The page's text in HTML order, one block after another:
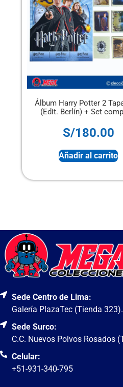
2 Tapa Dura
+ Set completo
Álbum
(Edit.
Sede Centro de Lima:
Galería PlazaTec (Tienda 323).
Sede Surco:
C.C. Nuevos Polvos Rosados
Celular:
+51-931-340-795